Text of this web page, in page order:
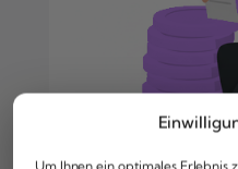
Um Ihnen ein optimales Erlebnis